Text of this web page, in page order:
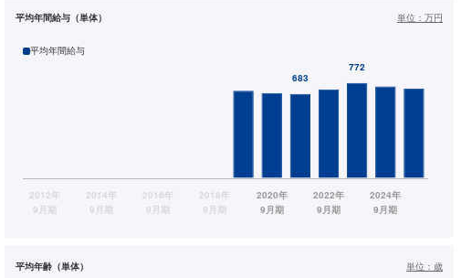
平均年間給与（単体） 単位： 万円
平均年間給与
平均年齢（単体） 単位： 歳